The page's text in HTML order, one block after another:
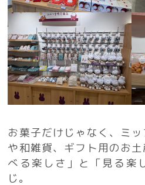
お菓子だけじゃなく、ミ
や和雑貨、ギフト用のお
べる楽しさ」と「見る楽
じ。